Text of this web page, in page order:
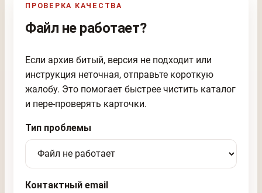
ПРОВЕРКА КАЧЕСТВА
Файл не работает?
Если архив битый, версия не подходит или
инструкция неточная, отправьте короткую
жалобу. Это помогает быстрее чистить каталог
и пере-проверять карточки.
Тип проблемы
Контактный email